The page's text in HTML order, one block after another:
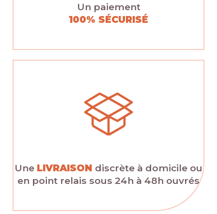
Un paiement
100% SÉCURISÉ
Une LIVRAISON discrète à domicile ou
en point relais sous 24h à 48h ouvrés